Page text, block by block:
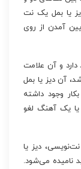
یا بمل یک نت
آمدن از روی
دارد و آن علامت
آن دیز یا بمل
وجود داشته
یا یک آهنگ لغو
دیز یا
نامیده می‌شود.